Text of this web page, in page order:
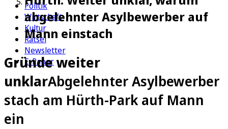
Politik
Wirtschaft
Kultur
Rätsel
Newsletter
E-Paper
abgelehnter Asylbewerber auf
Mann einstach
Gründe weiter
unklarAbgelehnter Asylbewerber
stach am Hürth-Park auf Mann
ein